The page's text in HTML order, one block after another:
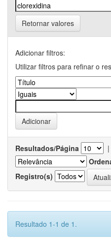
Retornar valores
Adicionar filtros:
Utilizar filtros para refinar o
Resultados/Página |
Registro(s)
Resultado 1-1 de 1.